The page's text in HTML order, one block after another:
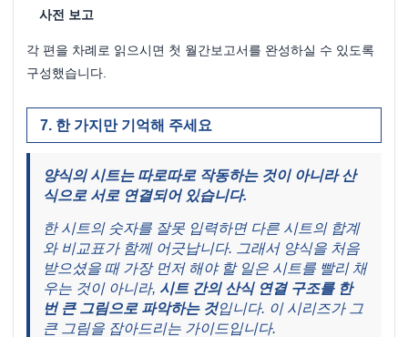
사전 보고
각 편을 차례로 읽으시면 첫 월간보고서를 완성하실 수 있도록
구성했습니다.
한 가지만 기억해 주세요
양식의 시트는 따로따로 작동하는 것이 아니라 산
식으로 서로 연결되어 있습니다.
한 시트의 숫자를 잘못 입력하면 다른 시트의 합계
와 비교표가 함께 어긋납니다. 그래서 양식을 처음
받으셨을 때 가장 먼저 해야 할 일은 시트를 빨리 채
우는 것이 아니라, 시트 간의 산식 연결 구조를 한
번 큰 그림으로 파악하는 것입니다. 이 시리즈가 그
큰 그림을 잡아드리는 가이드입니다.